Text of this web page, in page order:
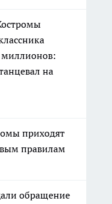
на
приходят
правилам
обращение